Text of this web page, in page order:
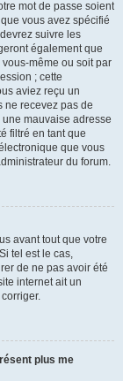
mot de passe soient
vous avez spécifié
suivre les
également que
même ou soit par
; cette
aviez reçu un
ne recevez pas de
mauvaise adresse
filtré en tant que
que vous
du forum.
avant tout que votre
tel est le cas,
de ne pas avoir été
internet ait un
plus me